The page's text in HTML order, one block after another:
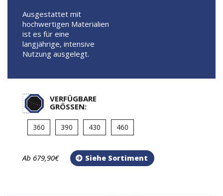
Ausgestattet mit
hochwertigen Materialien
ist es für eine
langjährige, intensive
Nutzung ausgelegt.
VERFÜGBARE
GRÖSSEN:
360 390 430 460
Ab 679,90€ Siehe Sortiment